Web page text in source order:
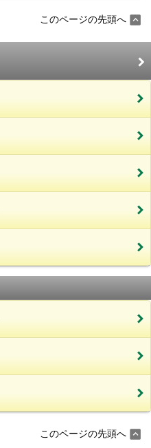
このページの先頭へ
このページの先頭へ